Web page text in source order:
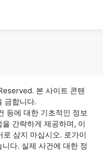
본 사이트 콘텐
금합니다.
등에 대한 기초적인 정보
간략하게 제공하며, 이
삼지 마십시오. 로가이
다. 실제 사건에 대한 정